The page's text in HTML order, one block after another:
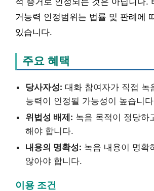
거능력 인정범위는 법률 및 판례에
있습니다.
주요 혜택
당사자성: 대화 참여자가 직접 녹
능력이 인정될 가능성이 높습니
위법성 배제: 녹음 목적이 정당하
해야 합니다.
내용의 명확성: 녹음 내용이 명확
않아야 합니다.
이용 조건